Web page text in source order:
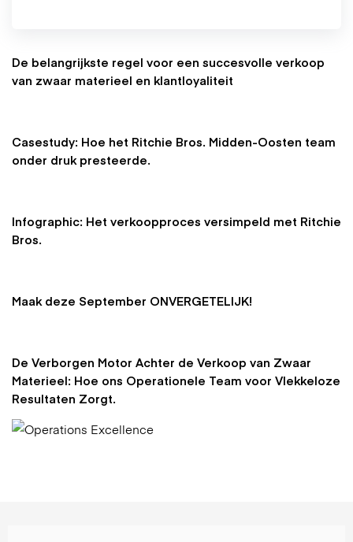
De belangrijkste regel voor een succesvolle verkoop
van zwaar materieel en klantloyaliteit
Casestudy: Hoe het Ritchie Bros. Midden-Oosten team
onder druk presteerde.
Infographic: Het verkoopproces versimpeld met Ritchie
Bros.
Maak deze September ONVERGETELIJK!
De Verborgen Motor Achter de Verkoop van Zwaar
Materieel: Hoe ons Operationele Team voor Vlekkeloze
Resultaten Zorgt.